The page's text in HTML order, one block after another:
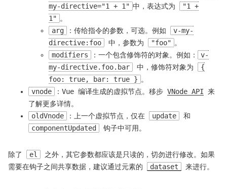
my-directive="1 + 1" 中，表达式为
"1 +
1" 。
arg
：传给指令的参数，可选。例如
v-my-
directive:foo
中，参数为 "foo" 。
modifiers
：一个包含修饰符的对象。例如：
v-
my-directive.foo.bar
中，修饰符对象为
{
foo: true, bar: true } 。
vnode
：Vue 编译生成的虚拟节点。移步 VNode API 来
了解更多详情。
oldVnode
：上一个虚拟节点，仅在 update
和
componentUpdated
钩子中可用。
除了 el
之外，其它参数都应该是只读的，切勿进行修改。如果
需要在钩子之间共享数据，建议通过元素的
dataset 来进行。